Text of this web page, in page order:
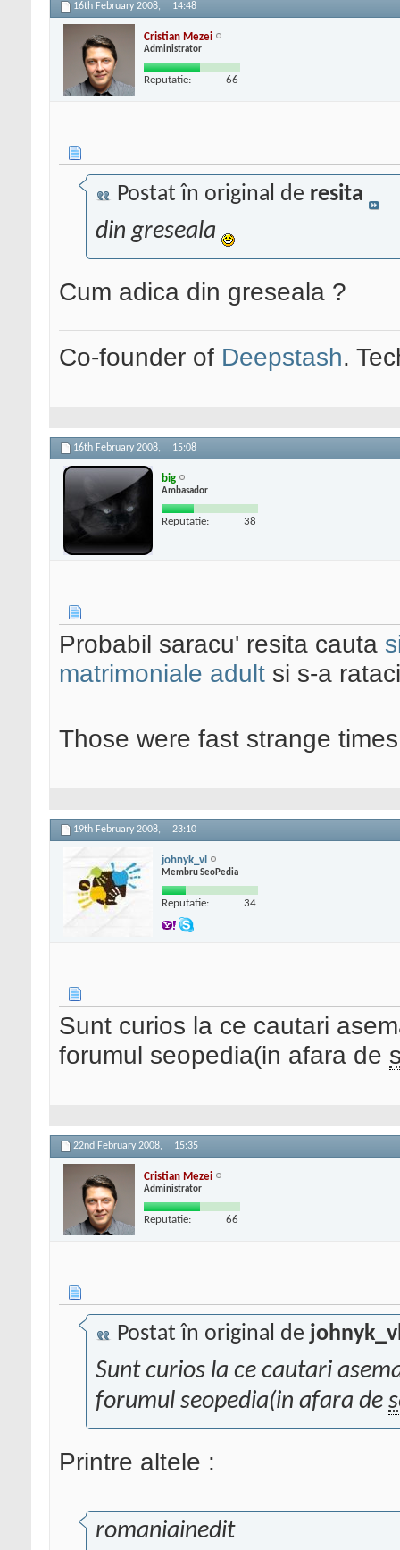
16th February 2008, 14:48
Cristian Mezei
Administrator
Reputatie: 66
Postat în original de resita
din greseala
Cum adica din greseala ?
Co-founder of Deepstash.
16th February 2008, 15:08
big
Ambasador
Reputatie: 38
Probabil saracu' resita cauta
matrimoniale adult si s-a
Those were fast strange
19th February 2008, 23:10
johnyk_vl
Membru SeoPedia
Reputatie: 34
Sunt curios la ce cautari
forumul seopedia(in afara de
22nd February 2008, 15:35
Cristian Mezei
Administrator
Reputatie: 66
Postat în original de
Sunt curios la ce cautari
forumul seopedia(in afara de
Printre altele :
romaniainedit